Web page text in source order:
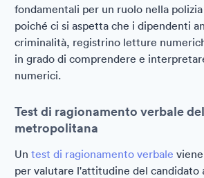
fondamentali per un ruolo nella
poiché ci si aspetta che i dipendenti
criminalità, registrino letture
in grado di comprendere e
numerici.
Test di ragionamento verbale
metropolitana
Un test di ragionamento verbale
per valutare l'attitudine del candidato